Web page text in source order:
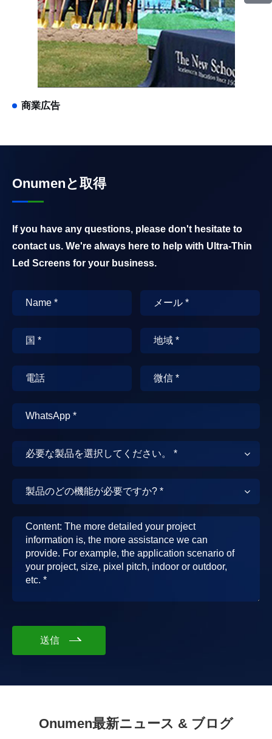
商業広告
Onumenと取得
If you have any questions, please don't hesitate to
contact us. We're always here to help with Ultra-Thin
Led Screens for your business.
送信
Onumen最新ニュース & ブログ